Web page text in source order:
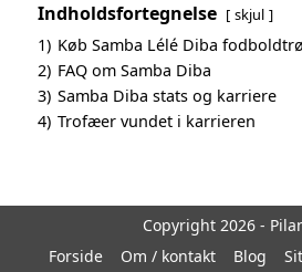
Indholdsfortegnelse skjul
1) Køb Samba Lélé Diba
2) FAQ om Samba Diba
3) Samba Diba stats og karriere
4) Trofæer vundet i karrieren
Copyright 2026 -
Forside
Om / kontakt Blog